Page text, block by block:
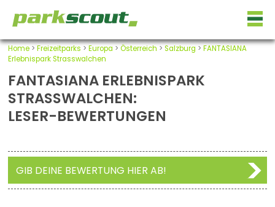
Home> Freizeitparks > Europa > Österreich > Salzburg > FANTASIANA
Erlebnispark Strasswalchen
FANTASIANA ERLEBNISPARK
STRASSWALCHEN:
LESER-BEWERTUNGEN
GIB DEINE BEWERTUNG HIER AB!